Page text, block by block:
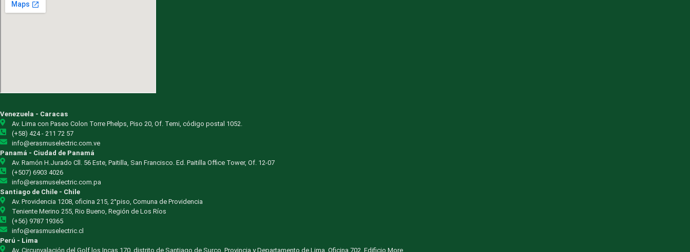
Venezuela - Caracas
Av. Lima con Paseo Colon Torre Phelps, Piso 20, Of. Temi, código postal 1052.
(+58) 424 - 211 72 57
info@erasmuselectric.com.ve
Panamá - Ciudad de Panamá
Av. Ramón H.Jurado Cll. 56 Este, Paitilla, San Francisco. Ed. Paitilla Office Tower, Of. 12-07
(+507) 6903 4026
info@erasmuselectric.com.pa
Santiago de Chile - Chile
Av. Providencia 1208, oficina 215, 2°piso, Comuna de Providencia
Teniente Merino 255, Rio Bueno, Región de Los Ríos
(+56) 9787 19365
info@erasmuselectric.cl
Perú - Lima
Av. Circunvalación del Golf los Incas 170, distrito de Santiago de Surco, Provincia y Departamento de Lima, Oficina 702, Edificio More